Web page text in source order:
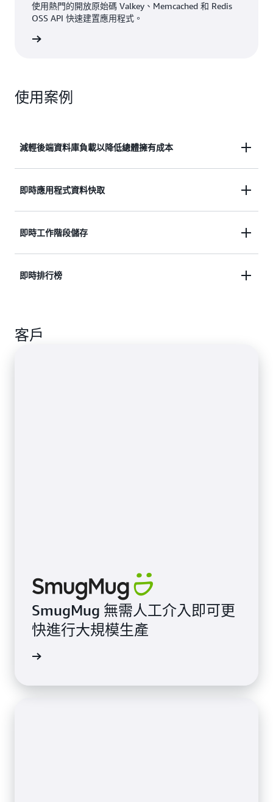
使用熱門的開放原始碼 Valkey、Memcached 和 Redis
OSS API 快速建置應用程式。
使用案例
減輕後端資料庫負載以降低總體擁有成本
快取資料並卸載資料庫 I/O，以減輕營運負擔、
降低成本，並提升資料庫與應用程式的效能。
即時應用程式資料快取
應時間和高輸送量，以支援每秒數億次操作。
即時工作階段儲存
即時排行榜
發。
客戶
SmugMug 無需人工介入即可更
快進行大規模生產